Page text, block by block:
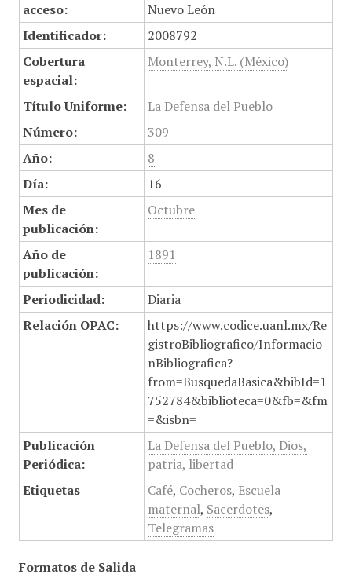
acceso:
Nuevo León
Identificador:
2008792
Cobertura
espacial:
Monterrey, N.L. (México)
Título Uniforme:
La Defensa del Pueblo
Número:
309
Año:
8
Día:
16
Mes de
publicación:
Octubre
Año de
publicación:
1891
Periodicidad:
Diaria
Relación OPAC:
https://www.codice.uanl.mx/Re
gistroBibliografico/Informacio
nBibliografica?
from=BusquedaBasica&bibId=1
752784&biblioteca=0&fb=&fm
=&isbn=
Publicación
Periódica:
La Defensa del Pueblo, Dios,
patria, libertad
Etiquetas
Café, Cocheros, Escuela
maternal, Sacerdotes,
Telegramas
Formatos de Salida